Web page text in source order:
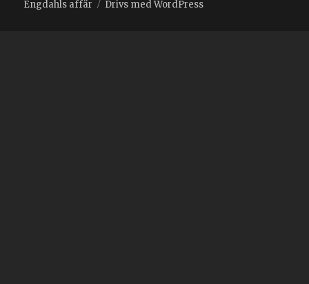
Engdahls affär Drivs med WordPress